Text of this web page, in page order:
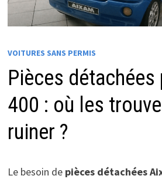
VOITURES SANS PERMIS
Pièces détachées
400 : où les
ruiner ?
Le besoin de pièces détachées